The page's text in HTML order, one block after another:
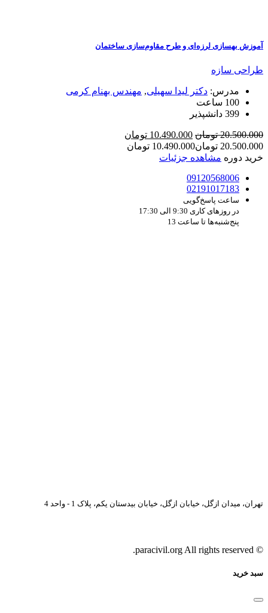
آموزش بهسازی لرزه‌ای و طرح مقاوم‌سازی ساختمان
طراحی سازه
مدرس: دکتر لیدا سهیلی, مهندس بهنام کرمی
100 ساعت
399 دانشپذیر
20.500.000 تومان قیمت
اصلی
10.490.000 تومان
20.500.000 تومان10.490.000 تومان
خرید دوره مشاهده جزئیات
09120568006
02191017183
ساعت پاسخ‌گویی
در روزهای کاری 9:30 الی 17:30
پنج‌شنبه‌ها تا ساعت 13
تهران، میدان ازگل، خیابان ازگل، خیابان بیدستان یکم، پلاک 1 - واحد 4
© paracivil.org All rights reserved.
سبد خرید